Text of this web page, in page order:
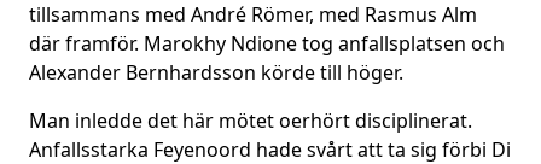
tillsammans med André Römer, med Rasmus Alm
där framför. Marokhy Ndione tog anfallsplatsen och
Alexander Bernhardsson körde till höger.
Man inledde det här mötet oerhört disciplinerat.
Anfallsstarka Feyenoord hade svårt att ta sig förbi Di